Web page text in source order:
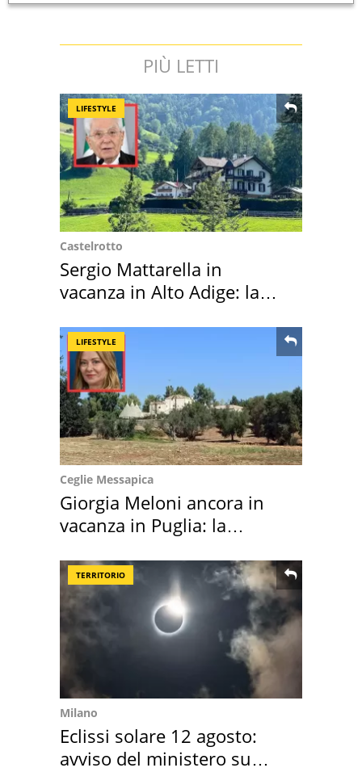
PIÙ LETTI
LIFESTYLE
Castelrotto
Sergio Mattarella in
vacanza in Alto Adige: la
LIFESTYLE
Ceglie Messapica
Giorgia Meloni ancora in
vacanza in Puglia: la
TERRITORIO
Milano
Eclissi solare 12 agosto:
avviso del ministero su